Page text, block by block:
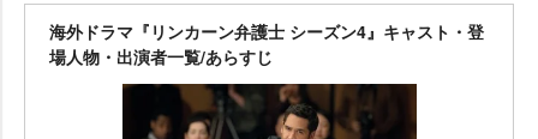
海外ドラマ『リンカーン弁護士 シーズン4』キャスト・登
場人物・出演者一覧/あらすじ